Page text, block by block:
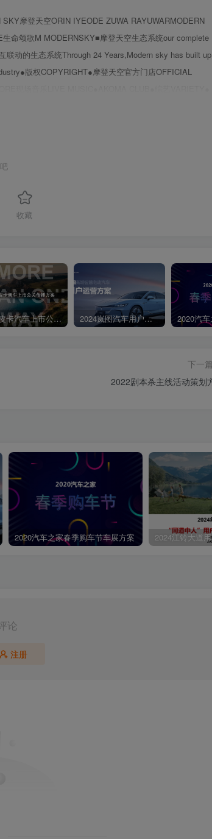
摩登天空ORIN IYEODE ZUWA RAYUWARMODERN
命颂歌M MODERNSKY■摩登天空生态系统our complete
动的生态系统Through 24 Years,Modern sky has built up
版权COPYRIGHT●摩登天空官方门店OFFICIAL
现场音乐LIVE MUSIC●AKOMA CLUB●综艺VARIETY●
情绪，每一种状态，都只存在于此刻，我们也更珍惜“此
收藏
江铃皮卡汽车上市公关传播策划案 2024岚图汽车用户运营方案
下一
2022剧本杀主线活动策划
2020汽车之家春季购车节车展方案 2024江铃大道
论
注册